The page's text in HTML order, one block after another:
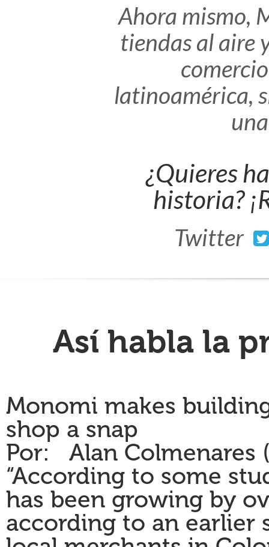
Ahora mismo,
tiendas al aire
latinoamérica,
¿Quieres
historia?
Twitter
Así habla la
Monomi makes
shop a snap
Por: Alan Colmenares
“According to some
has been growing by
according to an earlier